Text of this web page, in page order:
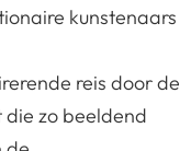
kunstenaars
reis door de
die zo beeldend